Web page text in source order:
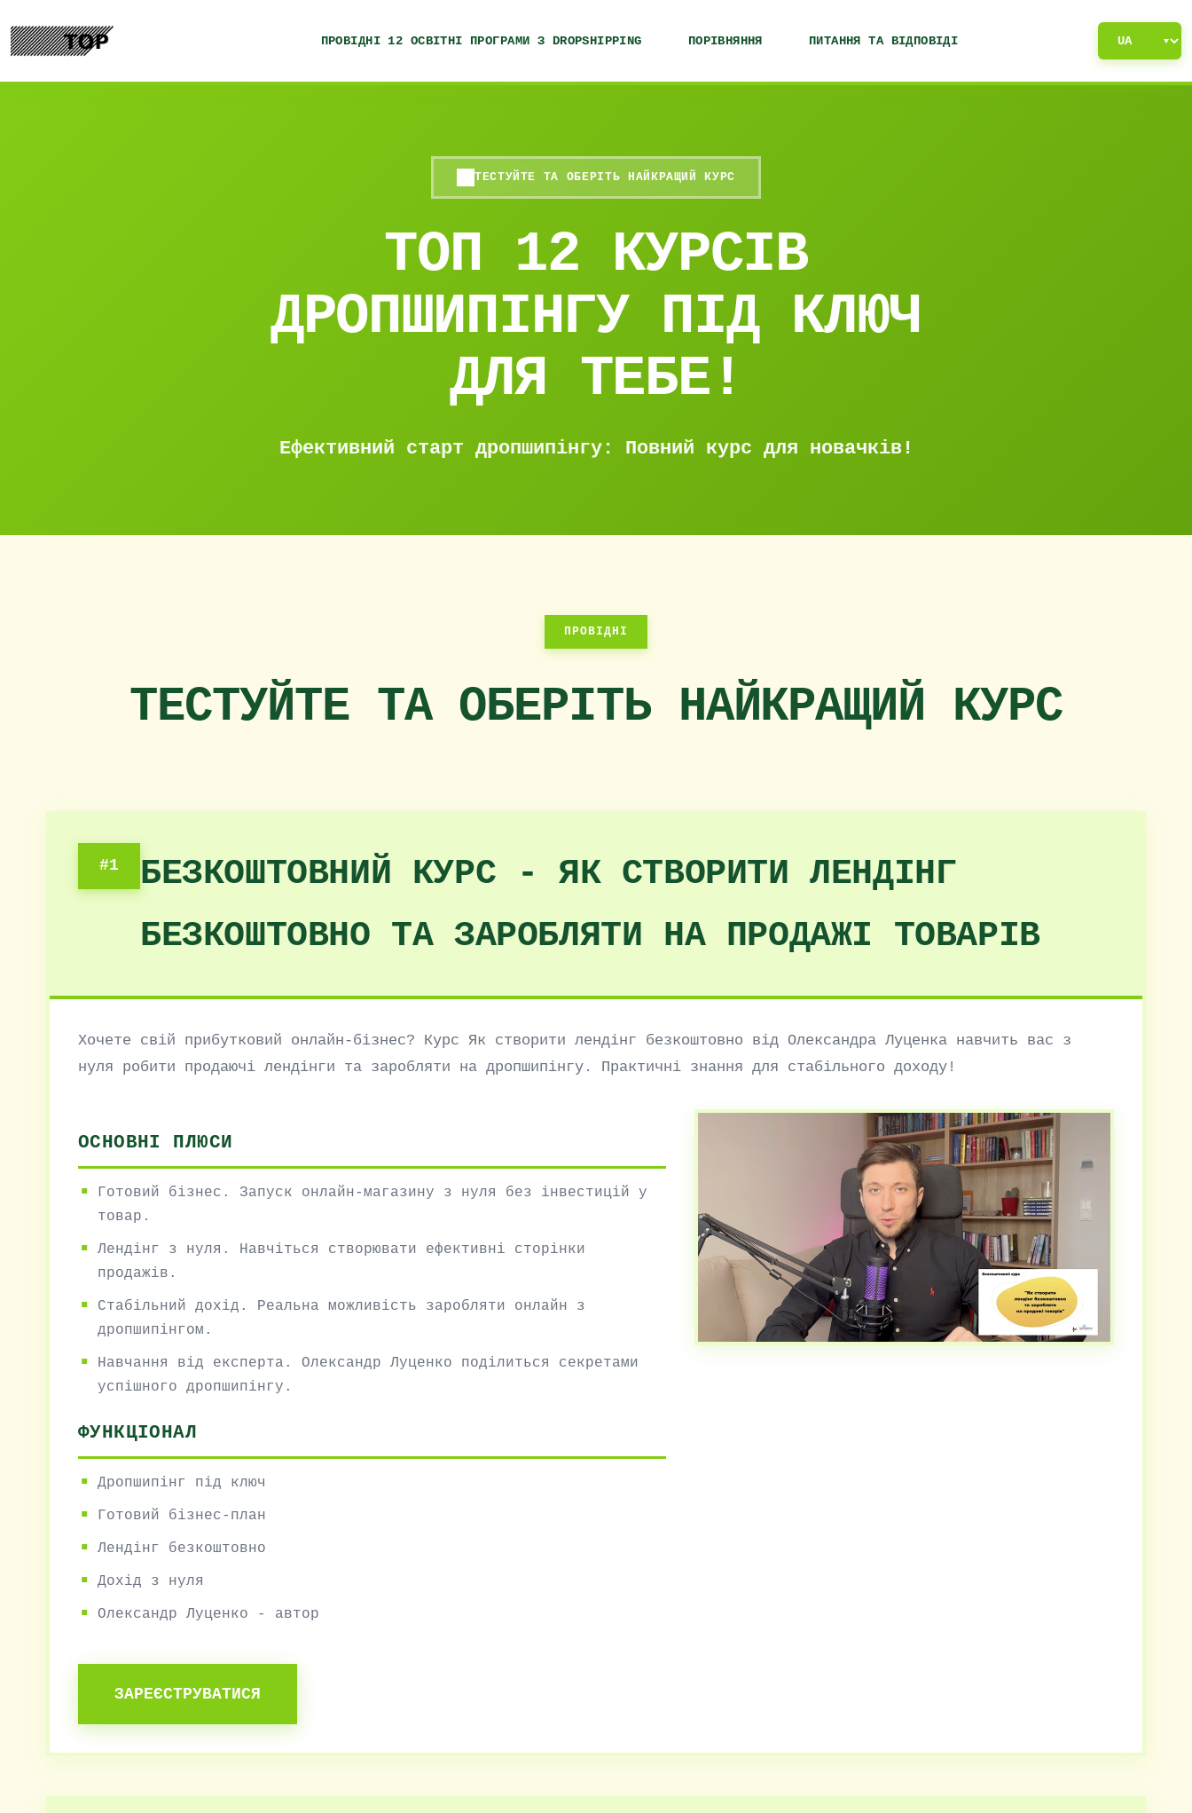
ПРОВІДНІ 12 ОСВІТНІ ПРОГРАМИ З DROPSHIPPING ПОРІВНЯННЯ ПИТАННЯ ТА ВІДПОВІДІ
ТЕСТУЙТЕ ТА ОБЕРІТЬ НАЙКРАЩИЙ КУРС
ТОП 12 КУРСІВ
ДРОПШИПІНГУ ПІД КЛЮЧ
ДЛЯ ТЕБЕ!
Ефективний старт дропшипінгу: Повний курс для новачків!
ПРОВІДНІ
ТЕСТУЙТЕ ТА ОБЕРІТЬ НАЙКРАЩИЙ КУРС
#1
БЕЗКОШТОВНИЙ КУРС - ЯК СТВОРИТИ ЛЕНДІНГ
БЕЗКОШТОВНО ТА ЗАРОБЛЯТИ НА ПРОДАЖІ ТОВАРІВ
Хочете свій прибутковий онлайн-бізнес? Курс Як створити лендінг безкоштовно від Олександра Луценка навчить вас з
нуля робити продаючі лендінги та заробляти на дропшипінгу. Практичні знання для стабільного доходу!
ОСНОВНІ ПЛЮСИ
Готовий бізнес. Запуск онлайн-магазину з нуля без інвестицій у
товар.
Лендінг з нуля. Навчіться створювати ефективні сторінки
продажів.
Стабільний дохід. Реальна можливість заробляти онлайн з
дропшипінгом.
Навчання від експерта. Олександр Луценко поділиться секретами
успішного дропшипінгу.
ФУНКЦІОНАЛ
Дропшипінг під ключ
Готовий бізнес-план
Лендінг безкоштовно
Дохід з нуля
Олександр Луценко - автор
ЗАРЕЄСТРУВАТИСЯ